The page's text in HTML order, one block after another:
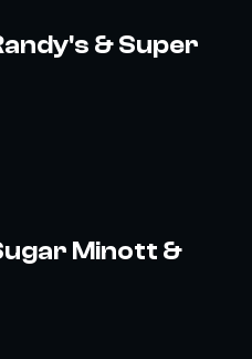
& Super
Minott &